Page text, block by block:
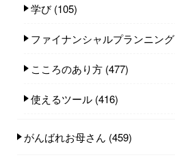
学び(105)
ファイナンシャルプランニング
こころのあり方 (477)
使えるツール (416)
がんばれお母さん (459)